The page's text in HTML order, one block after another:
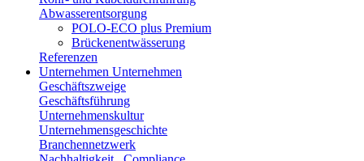
Abwasserentsorgung
POLO-ECO plus Premium
Brückenentwässerung
Referenzen
Unternehmen Unternehmen
Geschäftszweige
Geschäftsführung
Unternehmenskultur
Unternehmensgeschichte
Branchennetzwerk